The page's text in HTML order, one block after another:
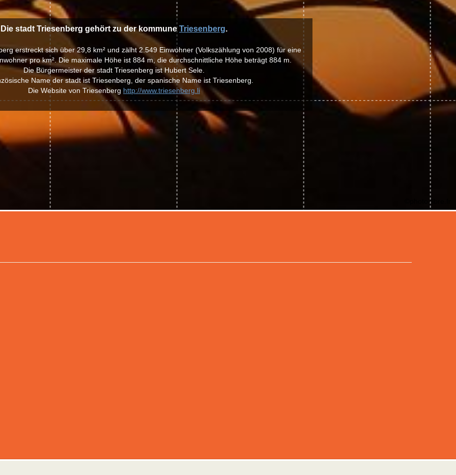
Die stadt Triesenberg gehört zu der kommuneTriesenberg.
erstreckt sich über 29,8 km² und zälht 2.549 Einwohner (Volkszählung von 2008) für eine
pro km². Die maximale Höhe ist 884 m, die durchschnittliche Höhe beträgt 884 m.
Die Bürgermeister der stadt Triesenberg ist Hubert Sele.
Name der stadt ist Triesenberg, der spanische Name ist Triesenberg.
Die Website von Triesenberg http://www.triesenberg.li
©photo-libre.fr